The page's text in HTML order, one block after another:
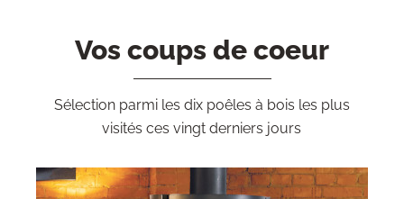
Vos coups de coeur
Sélection parmi les dix poêles à bois les plus
visités ces vingt derniers jours